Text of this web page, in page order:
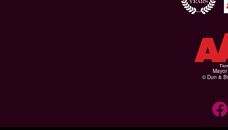
© Dun &